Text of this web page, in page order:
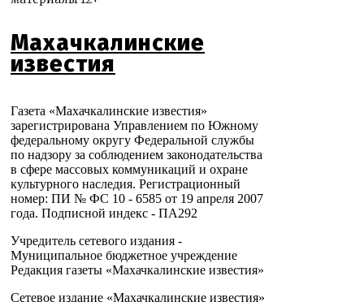
Махачкалинские
известия
Газета «Махачкалинские известия»
зарегистрирована Управлением по Южному
федеральному округу Федеральной службы
по надзору за соблюдением законодательства
в сфере массовых коммуникаций и охране
культурного наследия. Регистрационный
номер: ПИ № ФС 10 - 6585 от 19 апреля 2007
года. Подписной индекс - ПА292
Учредитель сетевого издания -
Муниципальное бюджетное учреждение
Редакция газеты «Махачкалинские известия»
Сетевое издание «Махачкалинские известия»